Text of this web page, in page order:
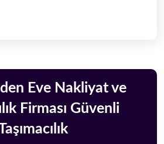
Eve Nakliyat ve
Firması Güvenli